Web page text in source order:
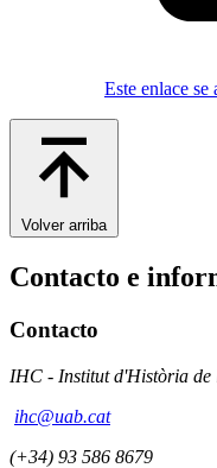
Este enlace se
Volver arriba
Contacto e
Contacto
IHC - Institut d'Història de
ihc@uab.cat
(+34) 93 586 8679